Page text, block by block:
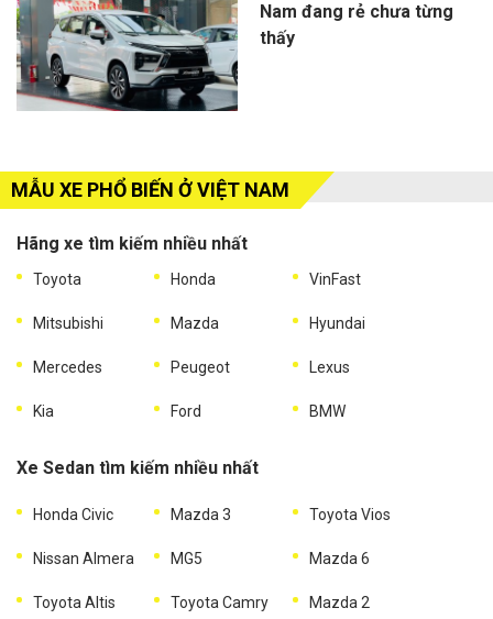
Nam đang rẻ chưa từng
thấy
MẪU XE PHỔ BIẾN Ở VIỆT NAM
Hãng xe tìm kiếm nhiều nhất
Toyota Honda VinFast
Mitsubishi Mazda Hyundai
Mercedes Peugeot Lexus
Kia Ford BMW
Xe Sedan tìm kiếm nhiều nhất
Honda Civic Mazda 3 Toyota Vios
Nissan Almera MG5 Mazda 6
Toyota Altis Toyota Camry Mazda 2